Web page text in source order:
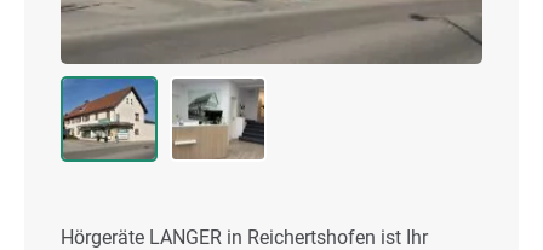
Hörgeräte LANGER in Reichertshofen ist Ihr